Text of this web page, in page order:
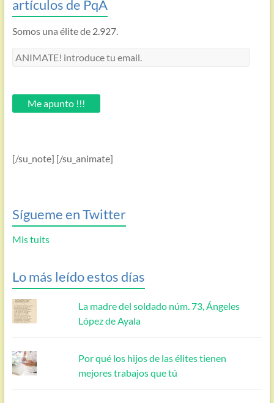
artículos de PqA
Somos una élite de 2.927.
ANIMATE!
email.Me apunto !!!
[/su_note] [/su_animate]
Sígueme en Twitter
Mis tuits
Lo más leído estos días
La madre del soldado núm. 73, Ángeles
López de Ayala
Por qué los hijos de las élites tienen
mejores trabajos que tú